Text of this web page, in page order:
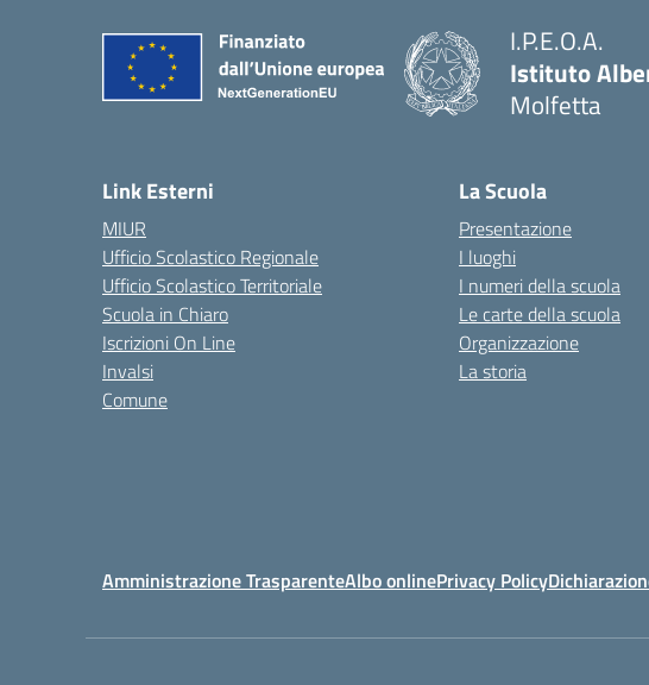
I.P.E.O.A.
Istituto
Molfetta
Link Esterni
MIUR
Ufficio Scolastico Regionale
Ufficio Scolastico Territoriale
Scuola in Chiaro
Iscrizioni On Line
Invalsi
Comune
La Scuola
Presentazione
I luoghi
I numeri della scuola
Le carte della scuola
Organizzazione
La storia
Amministrazione TrasparenteAlbo onlinePrivacy Policy